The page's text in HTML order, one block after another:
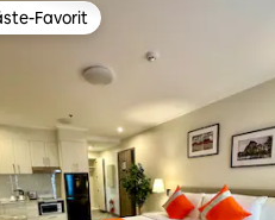
Favorit
Favorit